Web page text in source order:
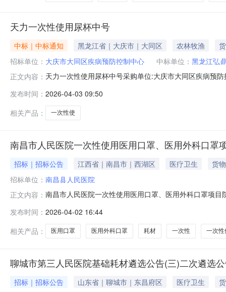
天力一次性使用尿杯中号
中标｜中标通知 黑龙江省｜大庆市｜大同区 农林牧渔
招标单位： 大庆市大同区疾病预防控制中心 中标单位： 黑龙江弘
正文内容： 天力一次性使用尿杯中号采购单位:大庆市大同区疾病预
发布时间： 2026-04-03 09:50
相关产品：
一次性使
南昌市人民医院一次性使用医用口罩、医用外科口罩
招标｜招标公告 江西省｜南昌市｜西湖区 医疗卫生
货物
招标单位： 南昌县人民医院
正文内容： 南昌市人民医院一次性使用医用口罩、医用外科口罩项
用口罩、医用外科口罩1批详见附件3整包报名，在最高
考，耗材按照实际用量据实结算）
发布时间： 2026-04-02 16:44
相关产品：
医用口罩 医用外科口罩 耗材 一次性 一次性
聊城市第三人民医院基础耗材遴选公告(三)二次遴选
招标｜招标公告 山东省｜聊城市｜东昌府区 医疗卫生